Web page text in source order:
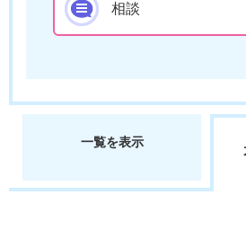
相談
一覧を表示